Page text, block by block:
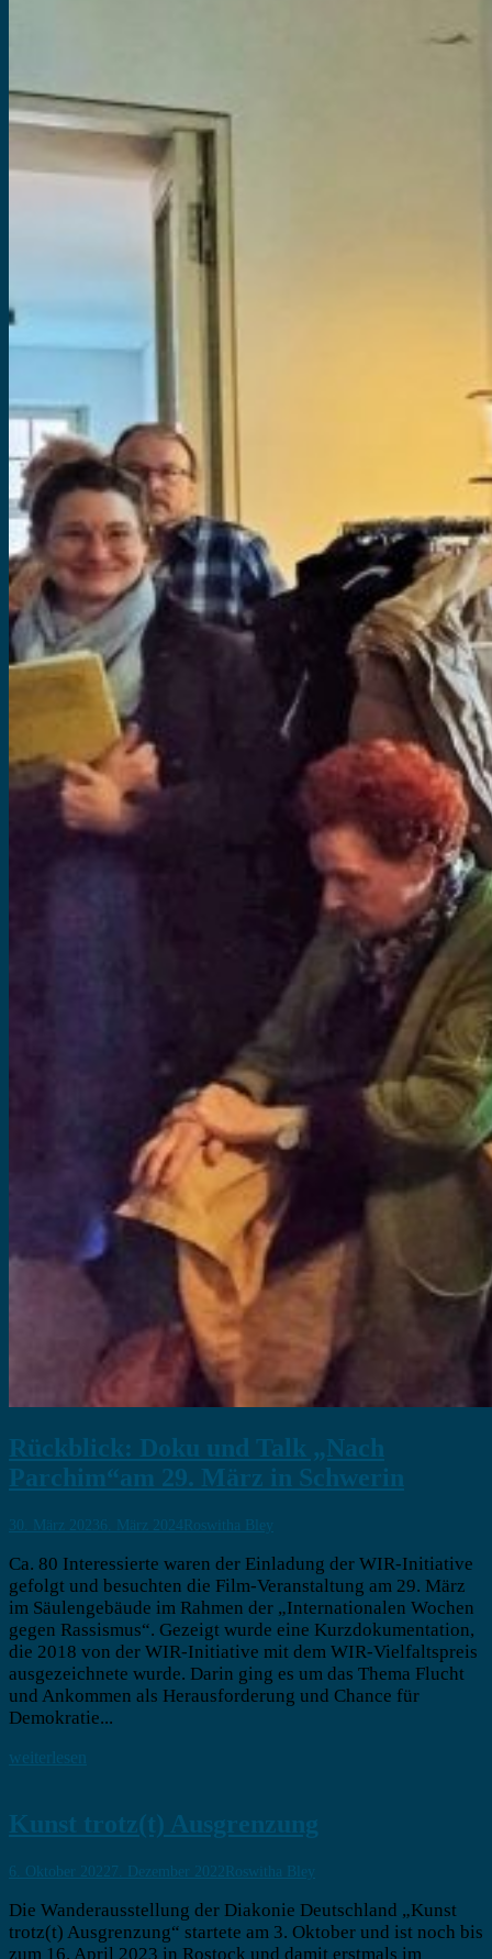
Rückblick: Doku und Talk „Nach
Parchim“am 29. März in Schwerin
30. März 2023 6. März 2024 Roswitha Bley
Ca. 80 Interessierte waren der Einladung der WIR-Initiative
gefolgt und besuchten die Film-Veranstaltung am 29. März
im Säulengebäude im Rahmen der „Internationalen Wochen
gegen Rassismus“. Gezeigt wurde eine Kurzdokumentation,
die 2018 von der WIR-Initiative mit dem WIR-Vielfaltspreis
ausgezeichnete wurde. Darin ging es um das Thema Flucht
und Ankommen als Herausforderung und Chance für
Demokratie...
weiterlesen
Kunst trotz(t) Ausgrenzung
6. Oktober 20227. Dezember 2022 Roswitha Bley
Die Wanderausstellung der Diakonie Deutschland „Kunst
trotz(t) Ausgrenzung“ startete am 3. Oktober und ist noch bis
zum 16. April 2023 in Rostock und damit erstmals im